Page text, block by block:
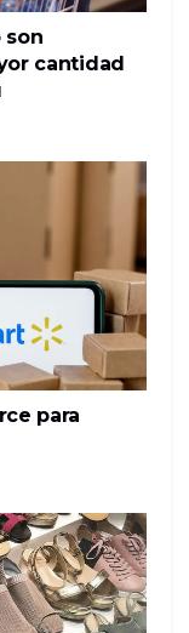
son
cantidad
para